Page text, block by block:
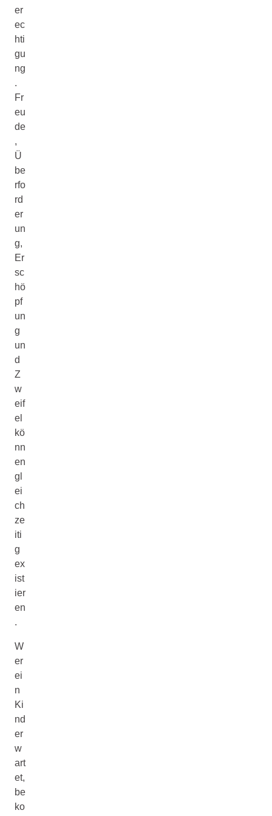
er
ec
hti
gu
ng
.
Fr
eu
de
,
Ü
be
rfo
rd
er
un
g,
Er
sc
hö
pf
un
g
un
d
Z
w
eif
el
kö
nn
en
gl
ei
ch
ze
iti
g
ex
ist
ier
en
.
W
er
ei
n
Ki
nd
er
w
art
et,
be
ko